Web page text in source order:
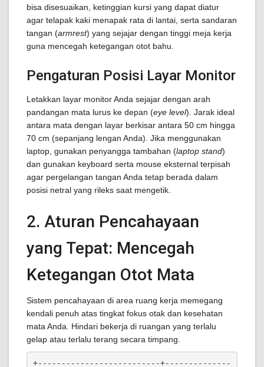
bisa disesuaikan, ketinggian kursi yang dapat diatur
agar telapak kaki menapak rata di lantai, serta sandaran
tangan (armrest) yang sejajar dengan tinggi meja kerja
guna mencegah ketegangan otot bahu.
Pengaturan Posisi Layar Monitor
Letakkan layar monitor Anda sejajar dengan arah
pandangan mata lurus ke depan (eye level). Jarak ideal
antara mata dengan layar berkisar antara 50 cm hingga
70 cm (sepanjang lengan Anda). Jika menggunakan
laptop, gunakan penyangga tambahan (laptop stand)
dan gunakan keyboard serta mouse eksternal terpisah
agar pergelangan tangan Anda tetap berada dalam
posisi netral yang rileks saat mengetik.
2. Aturan Pencahayaan
yang Tepat: Mencegah
Ketegangan Otot Mata
Sistem pencahayaan di area ruang kerja memegang
kendali penuh atas tingkat fokus otak dan kesehatan
mata Anda. Hindari bekerja di ruangan yang terlalu
gelap atau terlalu terang secara timpang.
+--------------------------+--------------